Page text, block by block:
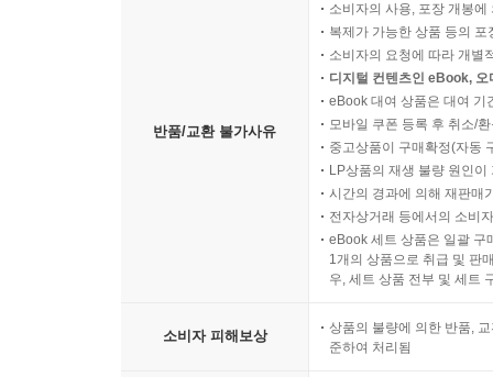
반품/교환 불가사유
소비자의 사용, 포장 개봉
복제가 가능한 상품 등의
소비자의 요청에 따라 개별
디지털 컨텐츠인 eBook,
eBook 대여 상품은 대여 기
모바일 쿠폰 등록 후 취소/
중고상품이 구매확정(자동
LP상품의 재생 불량 원인
시간의 경과에 의해 재판매
전자상거래 등에서의 소비
eBook 세트 상품은 일괄 구
1개의 상품으로 취급 및 판
우, 세트 상품 전부 및 세트
소비자 피해보상
상품의 불량에 의한 반품,
준하여 처리됨